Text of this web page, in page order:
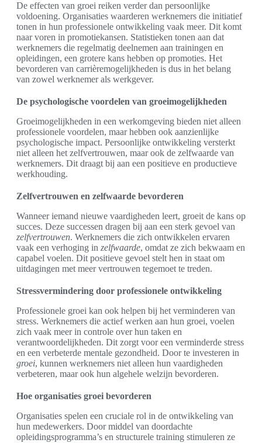
De effecten van groei reiken verder dan persoonlijke
voldoening. Organisaties waarderen werknemers die initiatief
tonen in hun professionele ontwikkeling vaak meer. Dit komt
naar voren in promotiekansen. Statistieken tonen aan dat
werknemers die regelmatig deelnemen aan trainingen en
opleidingen, een grotere kans hebben op promoties. Het
bevorderen van carrièremogelijkheden is dus in het belang
van zowel werknemer als werkgever.
De psychologische voordelen van groeimogelijkheden
Groeimogelijkheden in een werkomgeving bieden niet alleen
professionele voordelen, maar hebben ook aanzienlijke
psychologische impact. Persoonlijke ontwikkeling versterkt
niet alleen het zelfvertrouwen, maar ook de zelfwaarde van
werknemers. Dit draagt bij aan een positieve en productieve
werkhouding.
Zelfvertrouwen en zelfwaarde bevorderen
Wanneer iemand nieuwe vaardigheden leert, groeit de kans op
succes. Deze successen dragen bij aan een sterk gevoel van
zelfvertrouwen. Werknemers die zich ontwikkelen ervaren
vaak een verhoging in zelfwaarde, omdat ze zich bekwaam en
capabel voelen. Dit positieve gevoel stelt hen in staat om
uitdagingen met meer vertrouwen tegemoet te treden.
Stressvermindering door professionele ontwikkeling
Professionele groei kan ook helpen bij het verminderen van
stress. Werknemers die actief werken aan hun groei, voelen
zich vaak meer in controle over hun taken en
verantwoordelijkheden. Dit zorgt voor een verminderde stress
en een verbeterde mentale gezondheid. Door te investeren in
groei, kunnen werknemers niet alleen hun vaardigheden
verbeteren, maar ook hun algehele welzijn bevorderen.
Hoe organisaties groei bevorderen
Organisaties spelen een cruciale rol in de ontwikkeling van
hun medewerkers. Door middel van doordachte
opleidingsprogramma’s en structurele training stimuleren ze